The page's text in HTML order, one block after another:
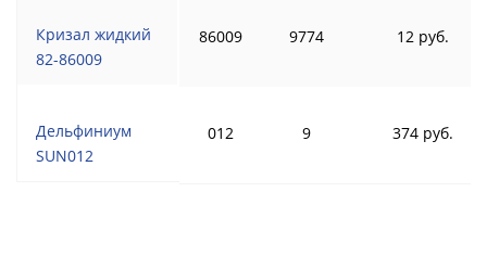
Кризал жидкий
82-86009
Дельфиниум
SUN012
86009 9774 12 руб.
012 9 374 руб.